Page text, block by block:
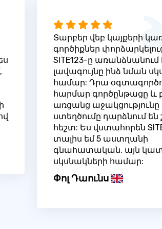
Տարբեր վեբ կայքերի
գործիքներ
SITE123-ը առանձնանում
լավագույնը ինձ նման
համար: Դրա
հարմար գործընթացը և
առցանց աջակցությունը
ստեղծումը դարձնում
հեշտ: Ես վստահորեն
տալիս եմ 5 աստղանի
գնահատական. այն
սկսնակների համար:
Փոլ Դաունս